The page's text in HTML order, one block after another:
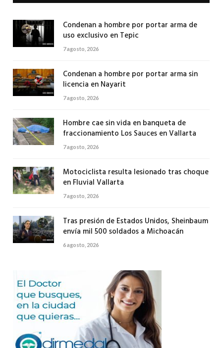
Condenan a hombre por portar arma de
uso exclusivo en Tepic
7 agosto, 2026
Condenan a hombre por portar arma sin
licencia en Nayarit
7 agosto, 2026
Hombre cae sin vida en banqueta de
fraccionamiento Los Sauces en Vallarta
7 agosto, 2026
Motociclista resulta lesionado tras choque
en Fluvial Vallarta
7 agosto, 2026
Tras presión de Estados Unidos, Sheinbaum
envía mil 500 soldados a Michoacán
6 agosto, 2026